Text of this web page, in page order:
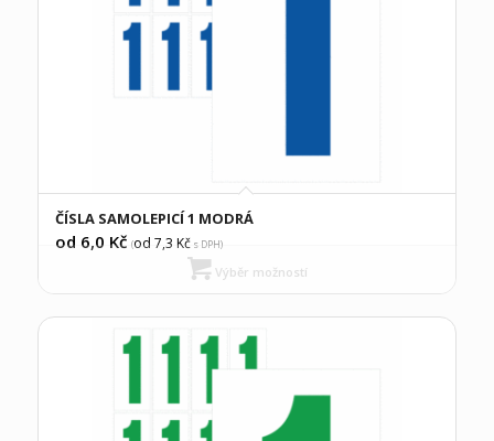
ČÍSLA SAMOLEPICÍ 1 MODRÁ
od 6,0 Kč (od 7,3 Kčs DPH)
Výběr možností